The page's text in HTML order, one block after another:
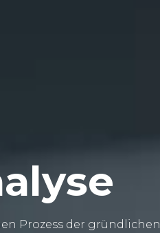
Prozess der gründlichen